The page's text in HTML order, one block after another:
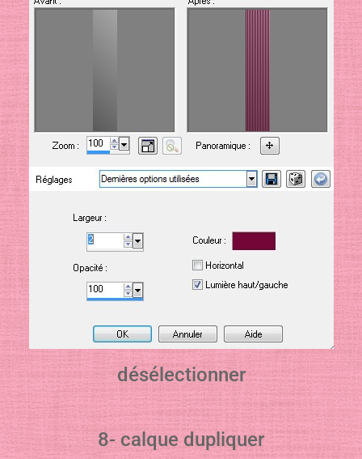
désélectionner
8- calque dupliquer